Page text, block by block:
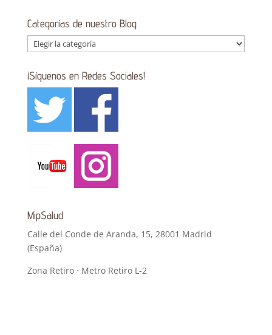
Categorías de nuestro Blog
Categorías
de
nuestro
Blog
¡Síguenos en Redes Sociales!
MipSalud
Calle del Conde de Aranda, 15, 28001 Madrid
(España)
Zona Retiro · Metro Retiro L-2